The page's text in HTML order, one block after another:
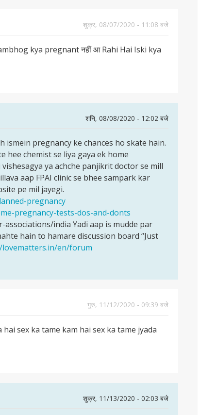
शुक्र, 08/07/2020 - 11:08 बजे
kya pregnant नहीं आ Rahi Hai Iski kya
शनि, 08/08/2020 - 12:02 बजे
ismein pregnancy ke chances ho skate hain.
hee chemist se liya gaya ek home
ya achche panjikrit doctor se mill
aap FPAI clinic se bhee sampark kar
pe mil jayegi.
pregnancy
pregnancy-tests-dos-and-donts
india Yadi aap is mudde par
hain to hamare discussion board “Just
en/forum
गुरु, 11/12/2020 - 09:39 बजे
sex ka tame kam hai sex ka tame jyada
शुक्र, 11/13/2020 - 02:03 बजे